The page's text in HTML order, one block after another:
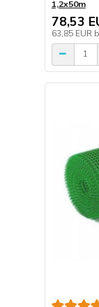
1,2x50m
78,53
63,85 EUR